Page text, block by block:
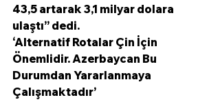
43,5 artarak 3,1 milyar dolara
ulaştı’’ dedi.
‘Alternatif Rotalar Çin İçin
Önemlidir. Azerbaycan Bu
Durumdan Yararlanmaya
Çalışmaktadır’